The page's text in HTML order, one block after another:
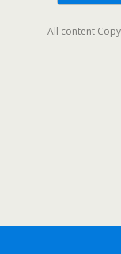
All content